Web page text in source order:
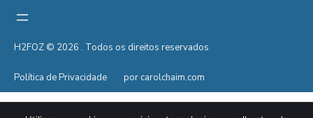
H2FOZ © 2026 . Todos os direitos reservados
Política de Privacidade por carolchaim.com